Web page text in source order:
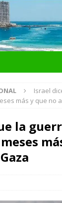
Israel
más y que no
la